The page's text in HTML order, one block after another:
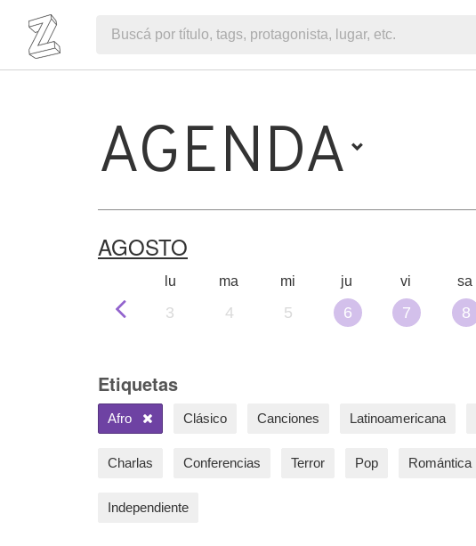
AGENDA
AGOSTO
lu ma mi ju vi sa
3 4 5 6 7 8
Etiquetas
Afro Clásico Canciones Latinoamericana
Charlas Conferencias Terror Pop Romántica
Independiente